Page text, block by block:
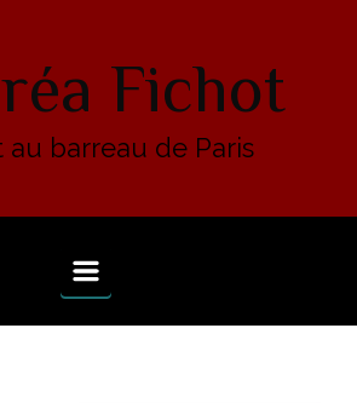
Fichot
au barreau de Paris